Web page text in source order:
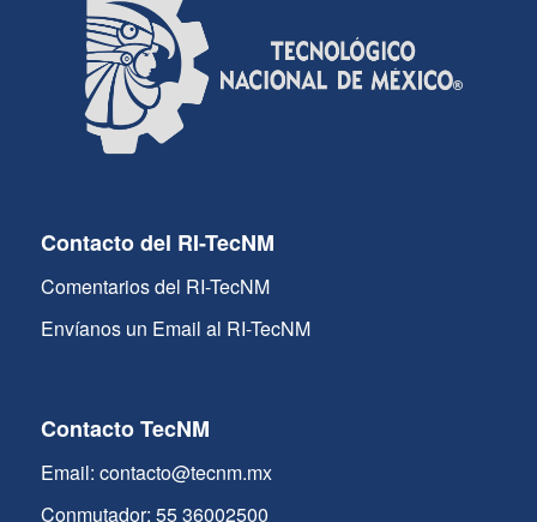
Contacto del RI-TecNM
Comentarios del RI-TecNM
Envíanos un Email al RI-TecNM
Contacto TecNM
Email: contacto@tecnm.mx
Conmutador: 55 36002500